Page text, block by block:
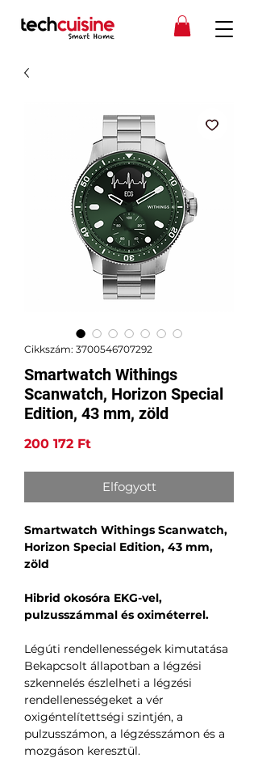
Cikkszám: 3700546707292
Smartwatch Withings
Scanwatch, Horizon Special
Edition, 43 mm, zöld
200 172 FtÁr
Elfogyott
Smartwatch Withings Scanwatch,
Horizon Special Edition, 43 mm,
zöld
Hibrid okosóra EKG-vel,
pulzusszámmal és oximéterrel.
Légúti rendellenességek kimutatása
Bekapcsolt állapotban a légzési
szkennelés észlelheti a légzési
rendellenességeket a vér
oxigéntelítettségi szintjén, a
pulzusszámon, a légzésszámon és a
mozgáson keresztül.